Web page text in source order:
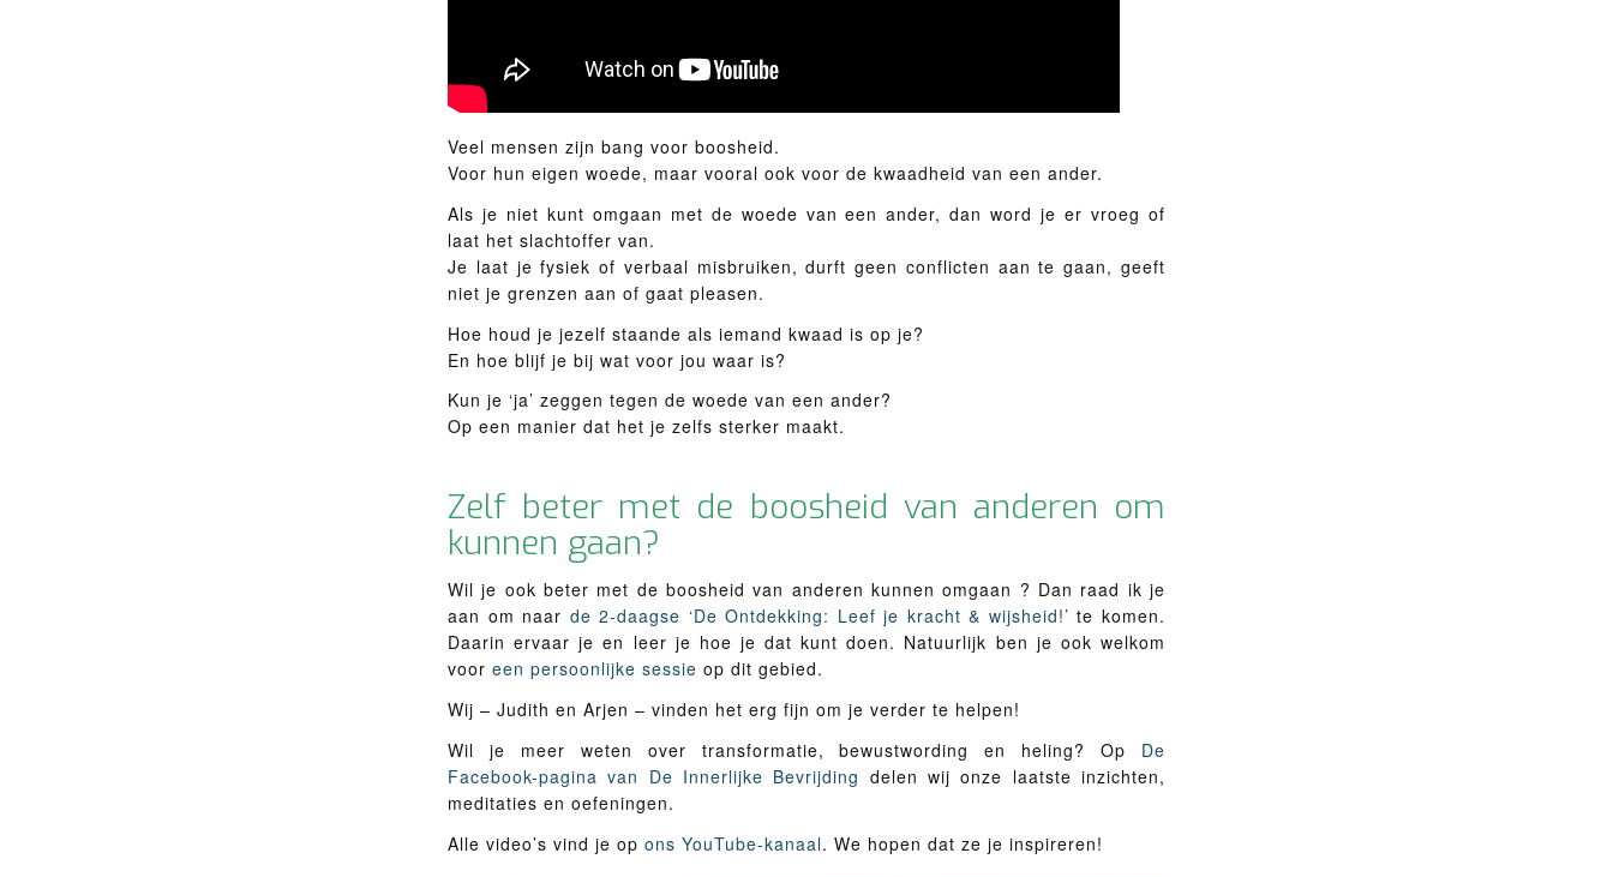
Veel mensen zijn bang voor boosheid.
Voor hun eigen woede, maar vooral ook voor de kwaadheid van een ander.
Als je niet kunt omgaan met de woede van een ander, dan word je er vroeg of
laat het slachtoffer van.
Je laat je fysiek of verbaal misbruiken, durft geen conflicten aan te gaan, geeft
niet je grenzen aan of gaat pleasen.
Hoe houd je jezelf staande als iemand kwaad is op je?
En hoe blijf je bij wat voor jou waar is?
Kun je ‘ja’ zeggen tegen de woede van een ander?
Op een manier dat het je zelfs sterker maakt.
Zelf beter met de boosheid van anderen om
kunnen gaan?
Wil je ook beter met de boosheid van anderen kunnen omgaan ? Dan raad ik je
aan om naar de 2-daagse ‘De Ontdekking: Leef je kracht & wijsheid!’ te komen.
Daarin ervaar je en leer je hoe je dat kunt doen. Natuurlijk ben je ook welkom
voor een persoonlijke sessie op dit gebied.
Wij – Judith en Arjen – vinden het erg fijn om je verder te helpen!
Wil je meer weten over transformatie, bewustwording en heling? Op De
Facebook-pagina van De Innerlijke Bevrijding delen wij onze laatste inzichten,
meditaties en oefeningen.
Alle video’s vind je op ons YouTube-kanaal. We hopen dat ze je inspireren!